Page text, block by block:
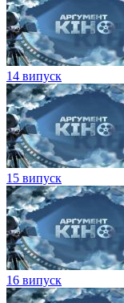
14 випуск
15 випуск
16 випуск